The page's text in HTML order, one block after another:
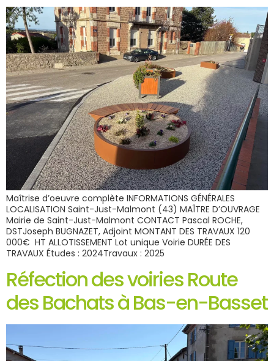
Maîtrise d’oeuvre complète INFORMATIONS GÉNÉRALES
LOCALISATION Saint-Just-Malmont (43) MAÎTRE D’OUVRAGE
Mairie de Saint-Just-Malmont CONTACT Pascal ROCHE,
DSTJoseph BUGNAZET, Adjoint MONTANT DES TRAVAUX 120
000€ HT ALLOTISSEMENT Lot unique Voirie DURÉE DES
TRAVAUX Études : 2024Travaux : 2025
Réfection des voiries Route
des Bachats à Bas-en-Basset